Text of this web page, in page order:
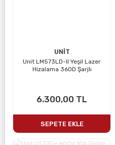
UNİT
Unit LM573LD-II Yeşil Lazer
Hizalama 360D Şarjlı
6.300,00 TL
SEPETE EKLE